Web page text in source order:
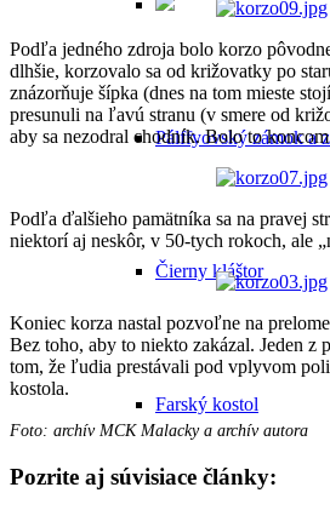
Pálffyovský zámok a
Čierny kláštor
Farský kostol
Podľa jedného zdroja bolo korzo
dlhšie, korzovalo sa od križovatky po
znázorňuje šípka (dnes na tom mieste
presunuli na ľavú stranu (v smere od
aby sa nezodral chodník. Bolo to
Podľa ďalšieho pamätníka sa na pravej
niektorí aj neskôr, v 50-tych rokoch, ale
Koniec korza nastal pozvoľne na
Bez toho, aby to niekto zakázal. Jeden
tom, že ľudia prestávali pod vplyvom
kostola.
Foto: archív MCK Malacky a archív autora
Pozrite aj súvisiace články: